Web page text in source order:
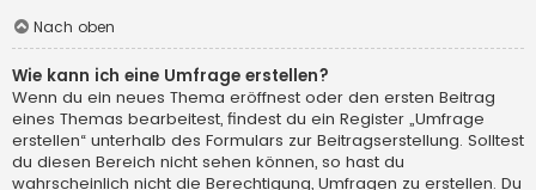
Nach oben
Wie kann ich eine Umfrage erstellen?
Wenn du ein neues Thema eröffnest oder den ersten Beitrag
eines Themas bearbeitest, findest du ein Register „Umfrage
erstellen“ unterhalb des Formulars zur Beitragserstellung. Solltest
du diesen Bereich nicht sehen können, so hast du
wahrscheinlich nicht die Berechtigung, Umfragen zu erstellen. Du